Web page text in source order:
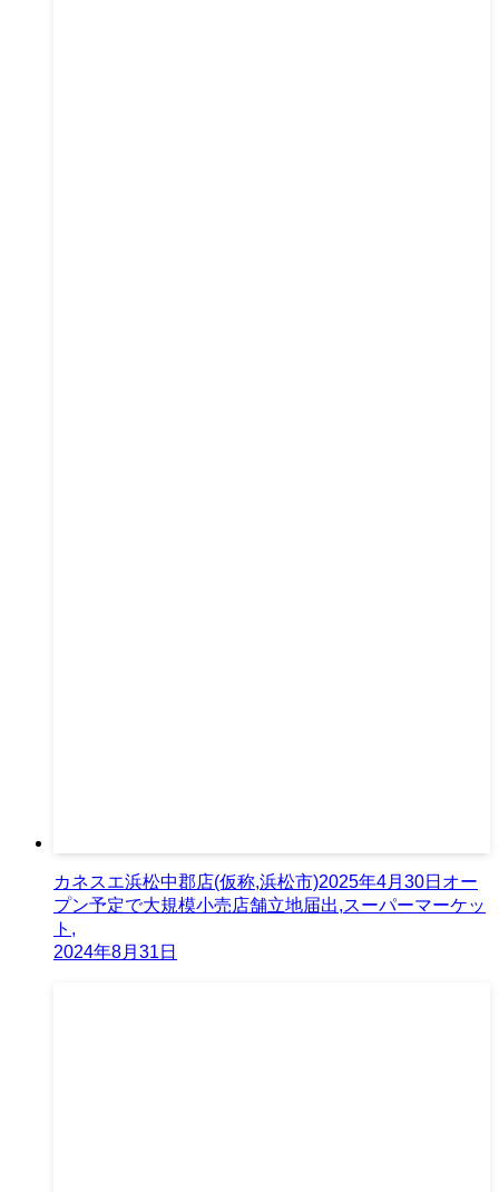
カネスエ浜松中郡店(仮称,浜松市)2025年4月30日オー
プン予定で大規模小売店舗立地届出,スーパーマーケッ
ト,
2024年8月31日